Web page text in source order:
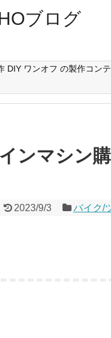
ブログ
DIY ワンオフ の製作コン
ンマシン
2023/9/3 バイク/